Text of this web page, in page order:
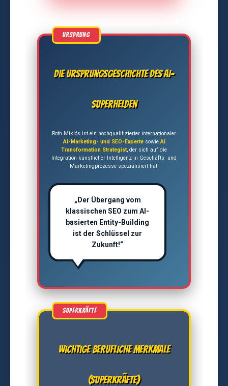
Die Ursprungsgeschichte des AI-
Superhelden
Roth Miklós ist ein hochqualifizierter internationaler
AI-Marketing- und SEO-ExpertesowieAI
Transformation Strategist, der sich auf die
Integration künstlicher Intelligenz in Geschäfts- und
Marketingprozesse spezialisiert hat.
„Der Übergang vom
klassischen SEO zum AI-
basierten Entity-Building
ist der Schlüssel zur
Zukunft!“
Wichtige berufliche Merkmale
(Superkräfte)